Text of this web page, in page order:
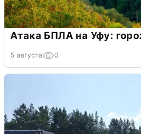
Атака БПЛА на Уфу:
5 августа 0